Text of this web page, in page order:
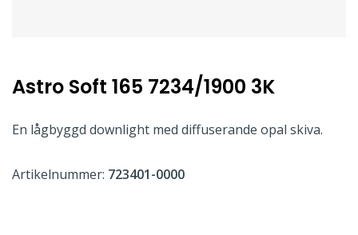
Astro Soft 165 7234/1900 3K
En lågbyggd downlight med diffuserande opal skiva.
Artikelnummer: 723401-0000